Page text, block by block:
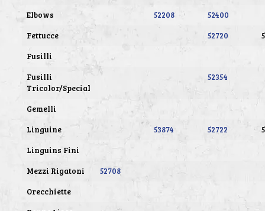
Elbows
52208
52400
Fettucce
52720
Fusilli
Fusilli
Tricolor/Special
52354
Gemelli
Linguine
53874 52722
Linguins Fini
Mezzi Rigatoni
52708
Orecchiette